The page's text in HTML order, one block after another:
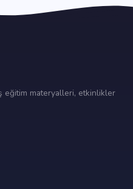
eğitim materyalleri, etkinlikler